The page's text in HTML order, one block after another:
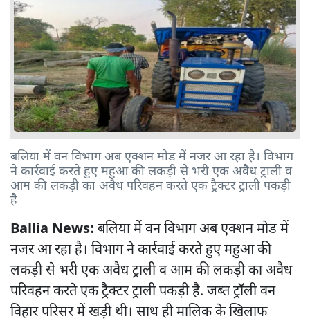
बलिया में वन विभाग अब एक्शन मोड में नजर आ रहा है। विभाग
ने कार्रवाई करते हुए महुआ की लकड़ी से भरी एक अवैध ट्राली व
आम की लकड़ी का अवैध परिवहन करते एक ट्रैक्टर ट्राली पकड़ी
है
Ballia News: बलिया में वन विभाग अब एक्शन मोड में
नजर आ रहा है। विभाग ने कार्रवाई करते हुए महुआ की
लकड़ी से भरी एक अवैध ट्राली व आम की लकड़ी का अवैध
परिवहन करते एक ट्रैक्टर ट्राली पकड़ी है. जब्त ट्रॉली वन
विहार परिसर में खड़ी थी। साथ ही मालिक के खिलाफ